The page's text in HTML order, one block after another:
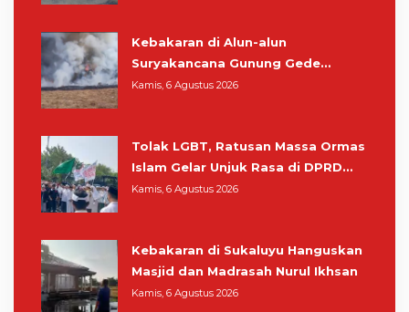
Kebakaran di Alun-alun
Suryakancana Gunung Gede
Pangrango, Relawan dan Warga
Kamis, 6 Agustus 2026
Tolak LGBT, Ratusan Massa Ormas
Islam Gelar Unjuk Rasa di DPRD
Cianjur
Kamis, 6 Agustus 2026
Kebakaran di Sukaluyu Hanguskan
Masjid dan Madrasah Nurul Ikhsan
Kamis, 6 Agustus 2026